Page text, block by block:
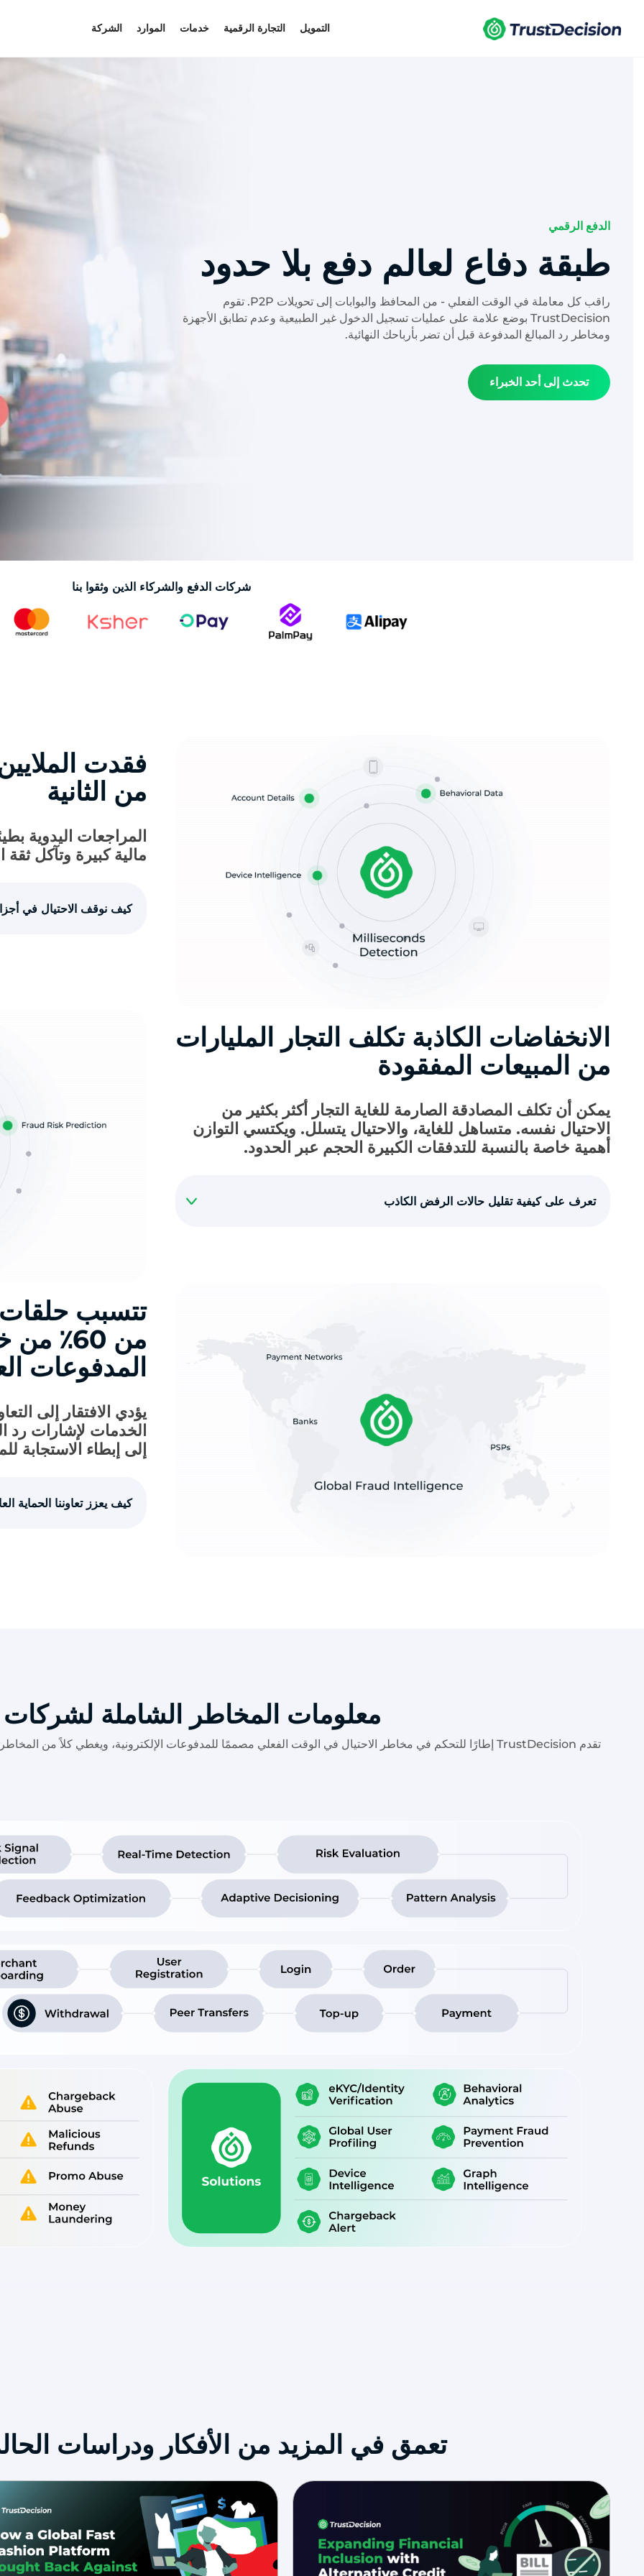
التمويل التجارة الرقمية خدمات الموارد الشركة
الدفع الرقمي
طبقة دفاع لعالم دفع بلا حدود
راقب كل معاملة في الوقت الفعلي - من المحافظ والبوابات إلى تحويلات P2P. تقوم
TrustDecision بوضع علامة على عمليات تسجيل الدخول غير الطبيعية وعدم تطابق الأجهزة
ومخاطر رد المبالغ المدفوعة قبل أن تضر بأرباحك النهائية.
تحدث إلى أحد الخبراء
شركات الدفع والشركاء الذين وثقوا بنا
فقدت
من الثانية
المراجعات اليدوية
مالية كبيرة وتآكل ثقة
كيف نوقف الاحتيال في
الانخفاضات الكاذبة تكلف التجار المليارات
من المبيعات المفقودة
يمكن أن تكلف المصادقة الصارمة للغاية التجار أكثر بكثير من
الاحتيال نفسه. متساهل للغاية، والاحتيال يتسلل. ويكتسي التوازن
أهمية خاصة بالنسبة للتدفقات الكبيرة الحجم عبر الحدود.
تعرف على كيفية تقليل حالات الرفض الكاذب
تتسبب حلقات
من 60٪
المدفوعات
يؤدي الافتقار إلى
الخدمات لإشارات رد
إلى إبطاء الاستجابة
كيف يعزز تعاوننا الحماية
معلومات المخاطر الشاملة لشركات
تقدم TrustDecision إطارًا للتحكم في مخاطر الاحتيال في الوقت الفعلي مصممًا للمدفوعات الإلكترونية، ويغطي كلاً من المخاطر من جانب التاجر والمستخدم عبر دورة حياة المعاملة بأكملها.
تعمق في المزيد من الأفكار ودراسات